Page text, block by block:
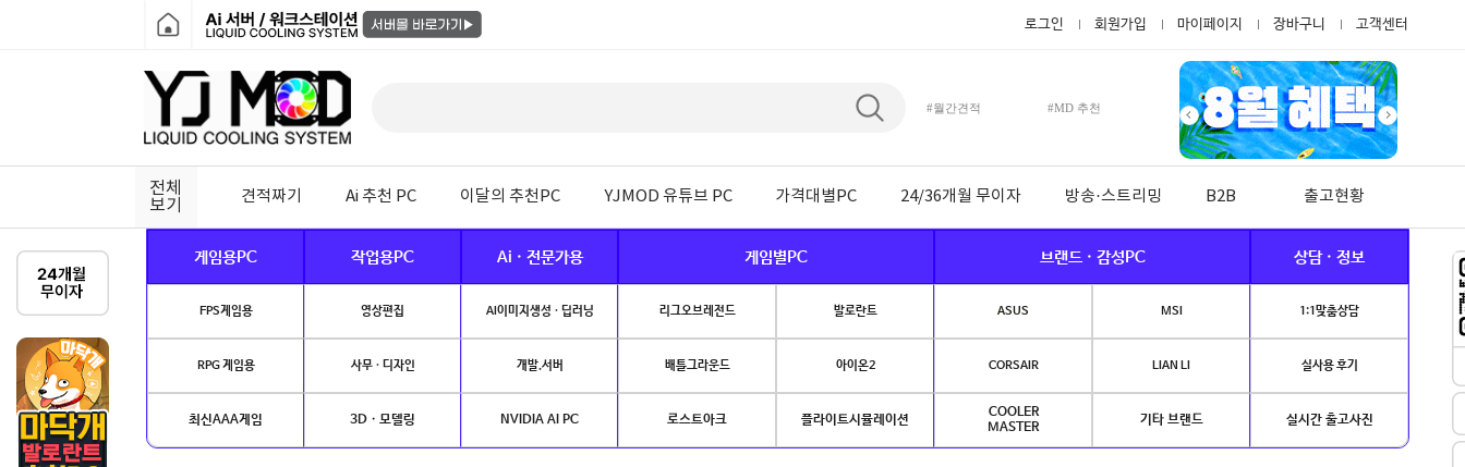
로그인 회원가입 마이페이지 장바구니 고객센터
#월간견적 #MD 추천
전체
보기
견적짜기 Ai 추천 PC 이달의 추천PC YJMOD 유튜브 PC 가격대별PC 24/36개월 무이자 방송·스트리밍 B2B 출고현황
게임용PC 작업용PC Ai · 전문가용 게임별PC 브랜드 · 감성PC 상담 · 정보
FPS게임용 영상편집 AI이미지생성 · 딥러닝 리그오브레전드 발로란트 ASUS MSI 1:1맞춤상담
RPG 게임용 사무 · 디자인 개발.서버 배틀그라운드 아이온2 CORSAIR LIAN LI 실사용 후기
최신AAA게임 3D · 모델링 NVIDIA AI PC 로스트아크 플라이트시뮬레이션
COOLER
MASTER
기타 브랜드 실시간 출고사진